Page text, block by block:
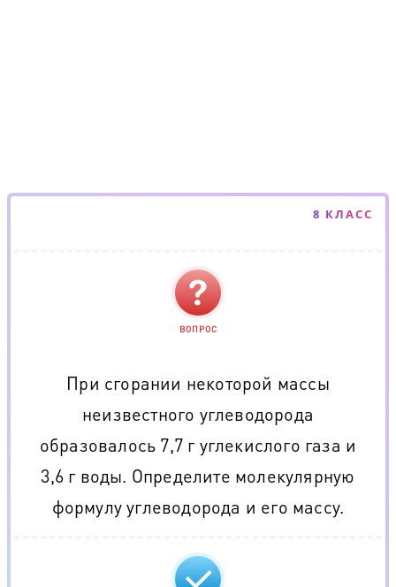
8 КЛАСС
ВОПРОС
При сгорании некоторой массы
неизвестного углеводорода
образовалось 7,7 г углекислого газа и
3,6 г воды. Определите молекулярную
формулу углеводорода и его массу.